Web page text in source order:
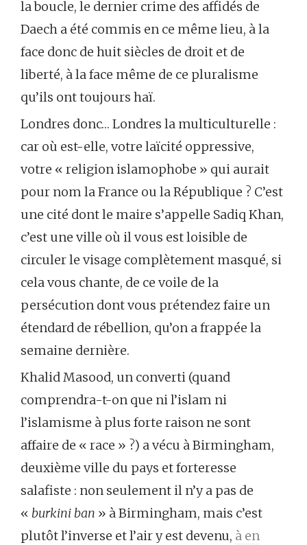
la boucle, le dernier crime des affidés de
Daech a été commis en ce même lieu, à la
face donc de huit siècles de droit et de
liberté, à la face même de ce pluralisme
qu’ils ont toujours haï.
Londres donc… Londres la multiculturelle :
car où est-elle, votre laïcité oppressive,
votre « religion islamophobe » qui aurait
pour nom la France ou la République ? C’est
une cité dont le maire s’appelle Sadiq Khan,
c’est une ville où il vous est loisible de
circuler le visage complètement masqué, si
cela vous chante, de ce voile de la
persécution dont vous prétendez faire un
étendard de rébellion, qu’on a frappée la
semaine dernière.
Khalid Masood, un converti (quand
comprendra-t-on que ni l’islam ni
l’islamisme à plus forte raison ne sont
affaire de « race » ?) a vécu à Birmingham,
deuxième ville du pays et forteresse
salafiste : non seulement il n’y a pas de
« burkini ban » à Birmingham, mais c’est
plutôt l’inverse et l’air y est devenu, à en